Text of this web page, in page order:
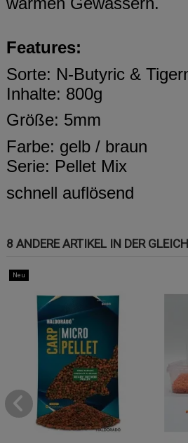
Features:
Sorte: N-Butyric &
Inhalte: 800g
Größe: 5mm
Farbe: gelb / braun
Serie: Pellet Mix
schnell auflösend
8 ANDERE ARTIKEL IN DER
Neu